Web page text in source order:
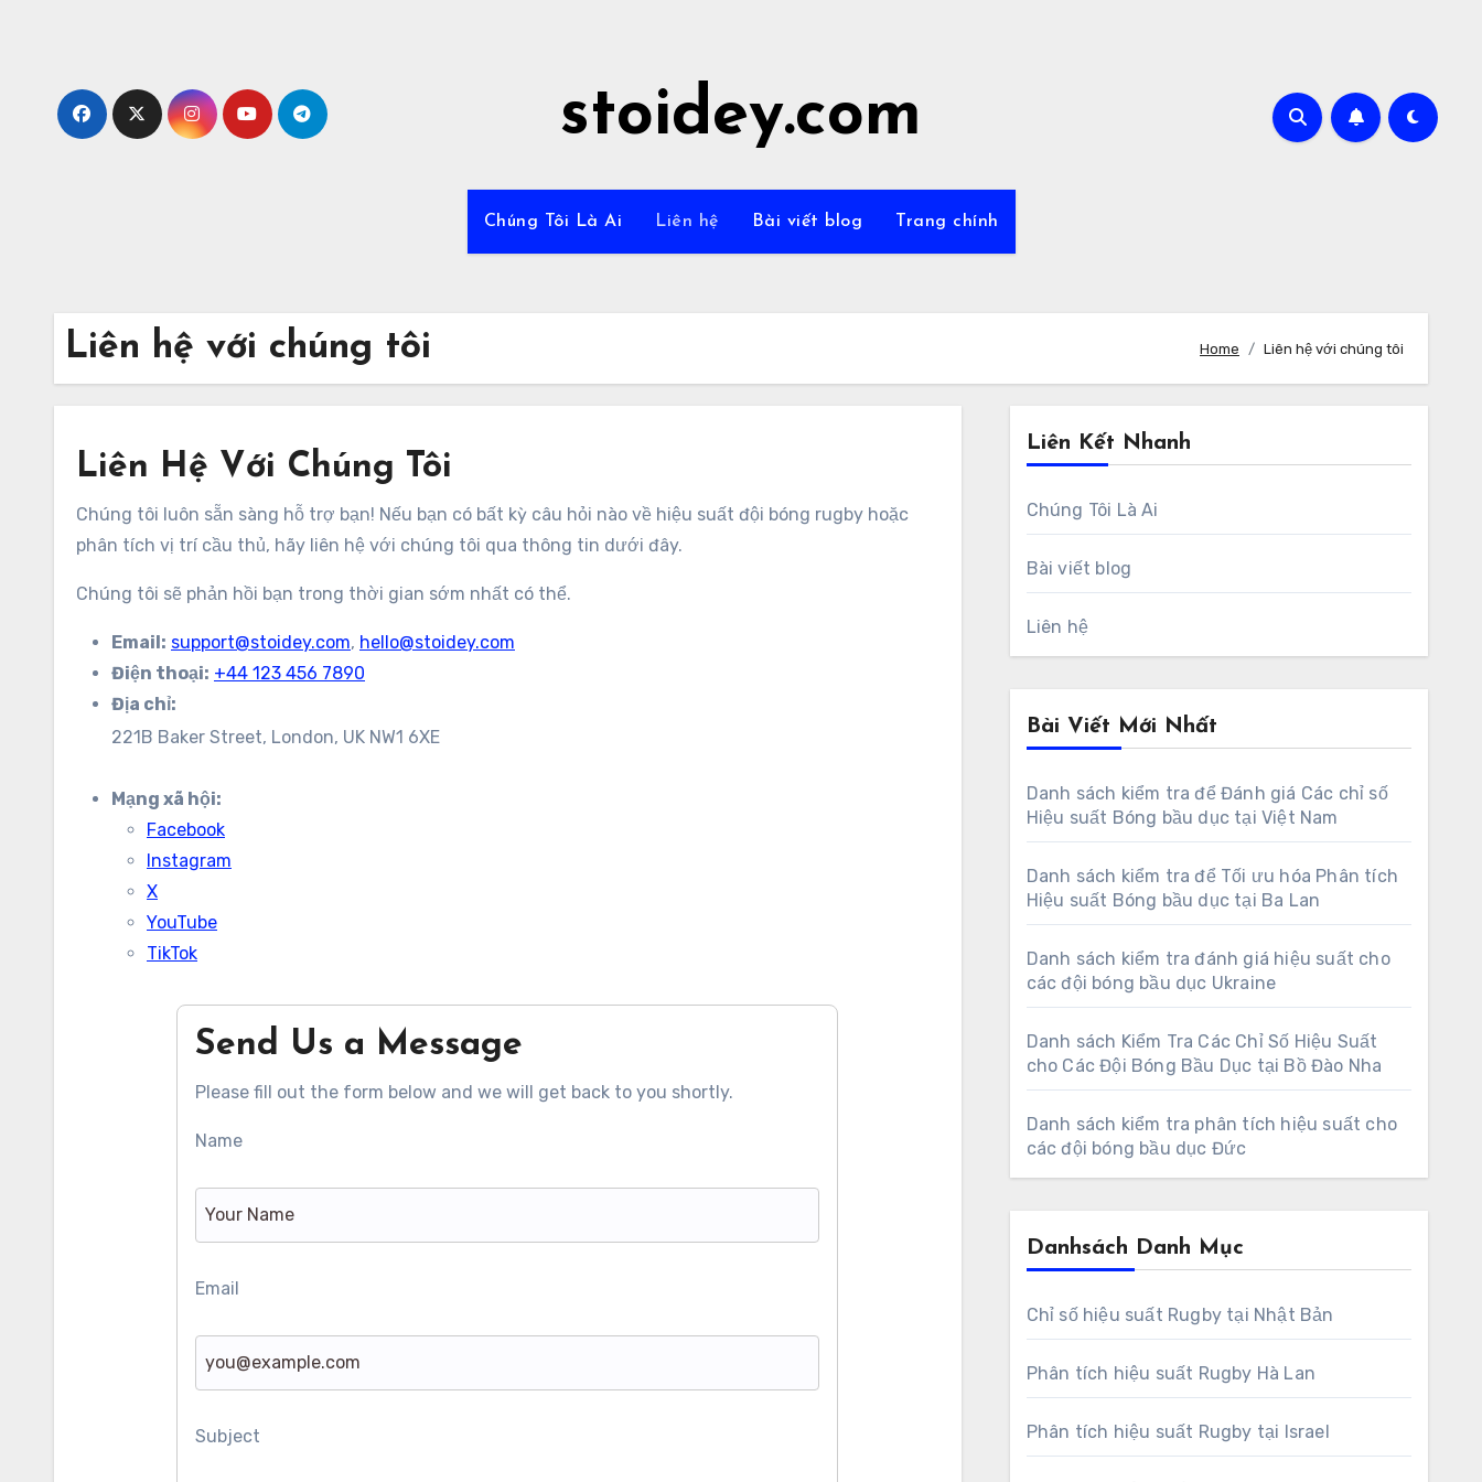
stoidey.com
Chúng Tôi Là Ai Liên hệ Bài viết blog Trang chính
Liên hệ với chúng tôi Home Liên hệ với chúng tôi
Liên Hệ Với Chúng Tôi
Chúng tôi luôn sẵn sàng hỗ trợ bạn! Nếu bạn có bất kỳ câu hỏi nào về hiệu suất đội bóng rugby hoặc
phân tích vị trí cầu thủ, hãy liên hệ với chúng tôi qua thông tin dưới đây.
Chúng tôi sẽ phản hồi bạn trong thời gian sớm nhất có thể.
Email: support@stoidey.com, hello@stoidey.com
Điện thoại: +44 123 456 7890
Địa chỉ:
221B Baker Street, London, UK NW1 6XE
Mạng xã hội:
Facebook
Instagram
X
YouTube
TikTok
Send Us a Message
Please fill out the form below and we will get back to you shortly.
Name
Email
Subject
Liên Kết Nhanh
Chúng Tôi Là Ai
Bài viết blog
Liên hệ
Bài Viết Mới Nhất
Danh sách kiểm tra để Đánh giá Các chỉ số
Hiệu suất Bóng bầu dục tại Việt Nam
Danh sách kiểm tra để Tối ưu hóa Phân tích
Hiệu suất Bóng bầu dục tại Ba Lan
Danh sách kiểm tra đánh giá hiệu suất cho
các đội bóng bầu dục Ukraine
Danh sách Kiểm Tra Các Chỉ Số Hiệu Suất
cho Các Đội Bóng Bầu Dục tại Bồ Đào Nha
Danh sách kiểm tra phân tích hiệu suất cho
các đội bóng bầu dục Đức
Danhsách Danh Mục
Chỉ số hiệu suất Rugby tại Nhật Bản
Phân tích hiệu suất Rugby Hà Lan
Phân tích hiệu suất Rugby tại Israel